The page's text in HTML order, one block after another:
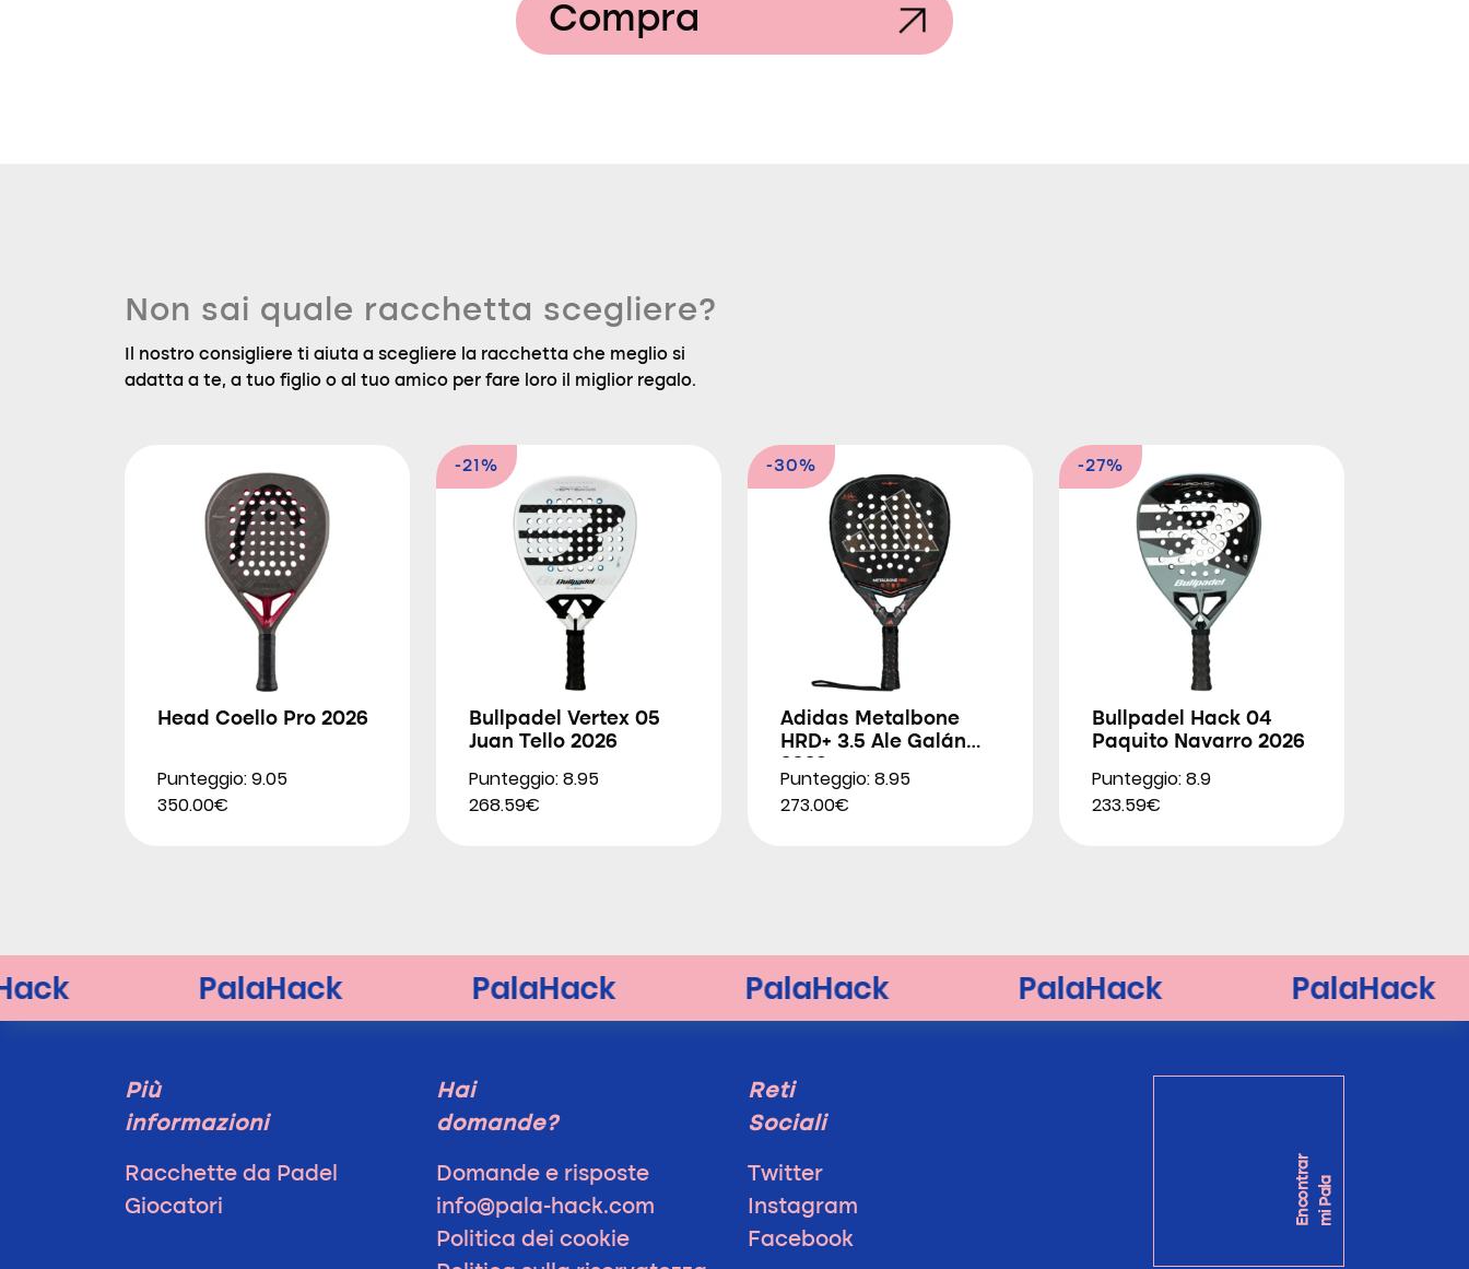
Compra
Non sai quale racchetta scegliere?
Il nostro consigliere ti aiuta a scegliere la racchetta che meglio si
adatta a te, a tuo figlio o al tuo amico per fare loro il miglior regalo.
Head Coello Pro 2026
Punteggio: 9.05
350.00€
-21%
Bullpadel Vertex 05
Juan Tello 2026
Punteggio: 8.95
268.59€
-30%
Adidas Metalbone
HRD+ 3.5 Ale Galán
Punteggio: 8.95
273.00€
-27%
Bullpadel Hack 04
Paquito Navarro 2026
Punteggio: 8.9
233.59€
Più
informazioni
Racchette da Padel
Giocatori
Hai
domande?
Domande e risposte
info@pala-hack.com
Politica dei cookie
Reti
Sociali
Twitter
Instagram
Facebook